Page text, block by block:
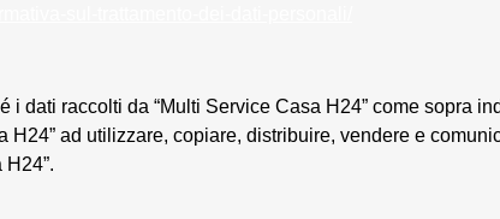
dati raccolti da “Multi Service Casa H24” come sopra
ad utilizzare, copiare, distribuire, vendere e